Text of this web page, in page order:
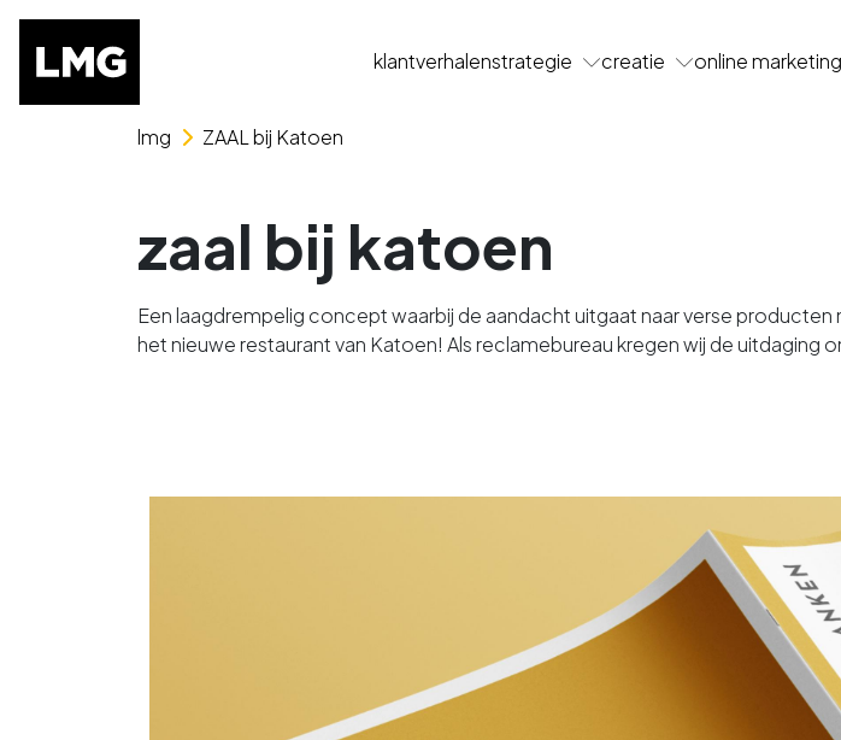
Skip naar het menu
Skip naar de content
klantverhalenstrategie creatie online marketing
lmg ZAAL bij Katoen
zaal bij katoen
Een laagdrempelig concept waarbij de aandacht uitgaat naar verse
het nieuwe restaurant van Katoen! Als reclamebureau kregen wij de